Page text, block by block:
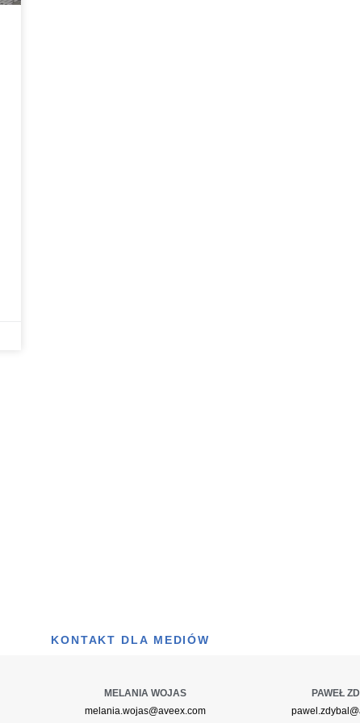
KONTAKT DLA MEDIÓW
MELANIA WOJAS
melania.wojas@aveex.com
PAWEŁ